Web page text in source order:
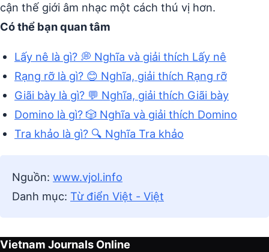
cận thế giới âm nhạc một cách thú vị hơn.
Có thể bạn quan tâm
Lấy nê là gì? 💭 Nghĩa và giải thích Lấy nê
Rạng rỡ là gì? 😊 Nghĩa, giải thích Rạng rỡ
Giãi bày là gì? 💬 Nghĩa, giải thích Giãi bày
Domino là gì? 🎲 Nghĩa và giải thích Domino
Tra khảo là gì? 🔍 Nghĩa Tra khảo
Nguồn: www.vjol.info
Danh mục: Từ điển Việt - Việt
Vietnam Journals Online